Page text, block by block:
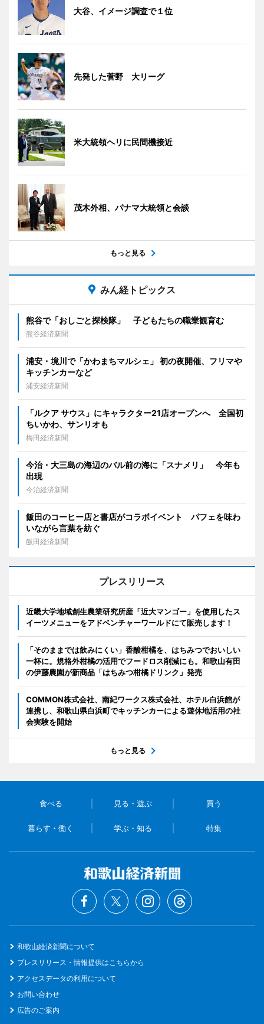
大谷、イメージ調査で１位
先発した菅野 大リーグ
米大統領ヘリに民間機接近
茂木外相、パナマ大統領と会談
もっと見る
みん経トピックス
熊谷で「おしごと探検隊」 子どもたちの職業観育む
熊谷経済新聞
浦安・境川で「かわまちマルシェ」 初の夜開催、フリマや
キッチンカーなど
浦安経済新聞
「ルクア サウス」にキャラクター21店オープンへ 全国初
ちいかわ、サンリオも
梅田経済新聞
今治・大三島の海辺のバル前の海に「スナメリ」 今年も
出現
今治経済新聞
飯田のコーヒー店と書店がコラボイベント パフェを味わ
いながら言葉を紡ぐ
飯田経済新聞
プレスリリース
近畿大学地域創生農業研究所産「近大マンゴー」を使用したス
イーツメニューをアドベンチャーワールドにて販売します！
「そのままでは飲みにくい」香酸柑橘を、はちみつでおいしい
一杯に。規格外柑橘の活用でフードロス削減にも。和歌山有田
の伊藤農園が新商品「はちみつ柑橘ドリンク」発売
COMMON株式会社、南紀ワークス株式会社、ホテル白浜館が
連携し、和歌山県白浜町でキッチンカーによる遊休地活用の社
会実験を開始
もっと見る
食べる 見る・遊ぶ 買う
暮らす・働く 学ぶ・知る 特集
和歌山経済新聞について
プレスリリース・情報提供はこちらから
アクセスデータの利用について
お問い合わせ
広告のご案内